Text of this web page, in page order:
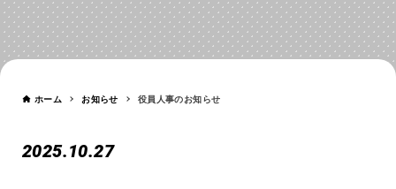
お知らせ
NEWS
ホーム お知らせ 役員人事のお知らせ
2025.10.27